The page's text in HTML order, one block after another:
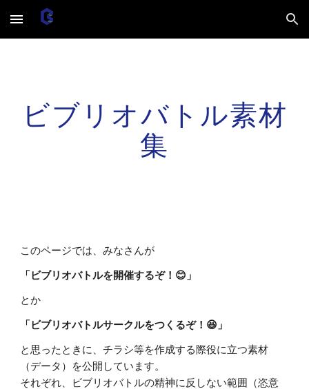
Skip to main content Skip to navigation
ビブリオバトル素材
集
このページでは、みなさんが
「ビブリオバトルを開催するぞ！😊」
とか
「ビブリオバトルサークルをつくるぞ！😆」
と思ったときに、チラシ等を作成する際役に立つ素材
（データ）を公開しています。
それぞれ、ビブリオバトルの精神に反しない範囲（恣意